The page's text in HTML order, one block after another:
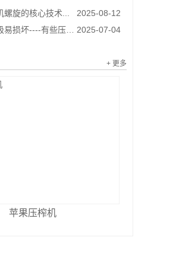
2025-08-12
旋的核心技术...
2025-07-04
厂家根本不知道的知识...
+ 更多
苹果压榨机